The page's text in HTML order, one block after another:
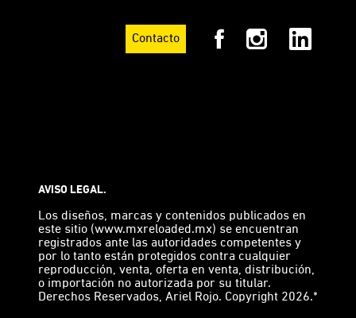
Contacto
AVISO LEGAL.
Los diseños, marcas y contenidos publicados en
este sitio (www.mxreloaded.mx) se encuentran
registrados ante las autoridades competentes y
por lo tanto están protegidos contra cualquier
reproducción, venta, oferta en venta, distribución,
o importación no autorizada por su titular.
Derechos Reservados, Ariel Rojo. Copyright 2026.*